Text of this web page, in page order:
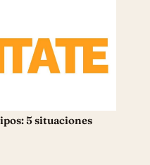
5 situaciones